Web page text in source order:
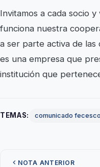
Invitamos a cada socio
funciona nuestra
a ser parte activa de las
es una empresa que
institución que
TEMAS: comunicado
NOTA ANTERIOR